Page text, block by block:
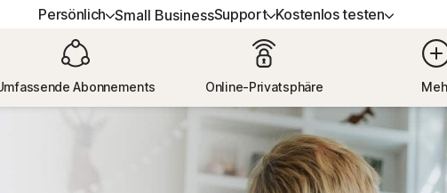
Persönlich
ALL-IN-ONE-ABONNEMENTS GERÄTESICHERHEIT
Norton AntiVirus Plus
Norton Mobile Security
Android™
Small BusinessSupport
HILFE ERHALTEN LERNEN
Anleitung zu Verlängerungen
Premium-Services
Kostenlos testen
KOSTENLOS TESTEN
Kostenlose Tests
Abonnements Online-Privatsphäre